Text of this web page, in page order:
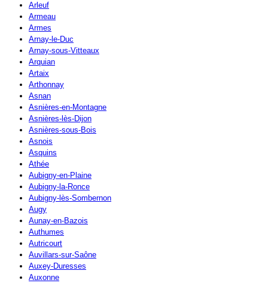
Arleuf
Armeau
Armes
Arnay-le-Duc
Arnay-sous-Vitteaux
Arquian
Artaix
Arthonnay
Asnan
Asnières-en-Montagne
Asnières-lès-Dijon
Asnières-sous-Bois
Asnois
Asquins
Athée
Aubigny-en-Plaine
Aubigny-la-Ronce
Aubigny-lès-Sombernon
Augy
Aunay-en-Bazois
Authumes
Autricourt
Auvillars-sur-Saône
Auxey-Duresses
Auxonne